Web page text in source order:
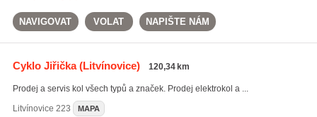
NAVIGOVAT VOLAT NAPIŠTE NÁM
Cyklo Jiřička(Litvínovice) 120,34 km
Prodej a servis kol všech typů a značek. Prodej elektrokol a ...
Litvínovice 223 MAPA